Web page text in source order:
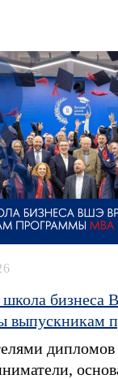
бизнеса
выпускникам